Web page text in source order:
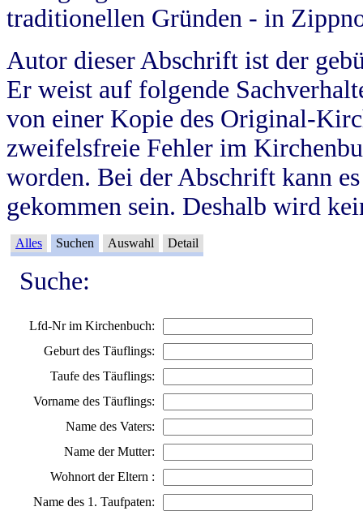
traditionellen Gründen - in
Autor dieser Abschrift ist der
Er weist auf folgende
von einer Kopie des Original-
zweifelsfreie Fehler im
worden. Bei der Abschrift kann
gekommen sein. Deshalb wird
Alles Suchen Auswahl Detail
Suche:
Lfd-Nr im Kirchenbuch:
Geburt des Täuflings:
Taufe des Täuflings:
Vorname des Täuflings:
Name des Vaters:
Name der Mutter:
Wohnort der Eltern :
Name des 1. Taufpaten: